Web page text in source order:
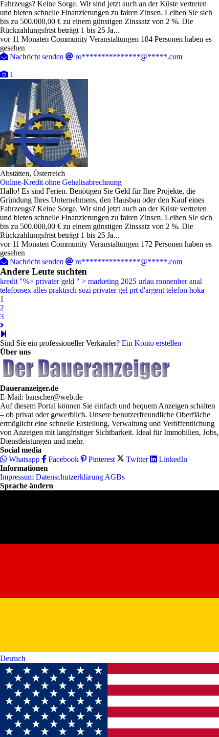
Fahrzeugs? Keine Sorge. Wir sind jetzt auch an der Küste vertreten
und bieten schnelle Finanzierungen zu fairen Zinsen. Leihen Sie sich
bis zu 500.000,00 € zu einem günstigen Zinssatz von 2 %. Die
Rückzahlungsfrist beträgt 1 bis 25 Ja...
vor 11 Monaten Community Veranstaltungen 184 Personen haben es
gesehen
Nachricht senden
ro***************@*****.com
1
Abstätten, Österreich
Online-Kredit ohne Gehaltsabrechnung
Hallo! Es sind Ferien. Benötigen Sie Geld für Ihre Projekte, die
Gründung Ihres Unternehmens, den Hausbau oder den Kauf eines
Fahrzeugs? Keine Sorge. Wir sind jetzt auch an der Küste vertreten
und bieten schnelle Finanzierungen zu fairen Zinsen. Leihen Sie sich
bis zu 500.000,00 € zu einem günstigen Zinssatz von 2 %. Die
Rückzahlungsfrist beträgt 1 bis 25 Ja...
vor 11 Monaten Community Veranstaltungen 172 Personen haben es
gesehen
Nachricht senden
ro***************@*****.com
Andere Leute suchten
kredit "%> privater geld " > marketing 2025 urlau ronnenber anal
telefonsex alles praktisch sozi privater gel prt d'argent telefon hoka
1
2
3
Sind Sie ein professioneller Verkäufer? Ein Konto erstellen
Über uns
Daueranzeiger.de
E-Mail: banscher@web.de
Auf diesem Portal können Sie einfach und bequem Anzeigen schalten
– ob privat oder gewerblich. Unsere benutzerfreundliche Oberfläche
ermöglicht eine schnelle Erstellung, Verwaltung und Veröffentlichung
von Anzeigen mit langfristiger Sichtbarkeit. Ideal für Immobilien, Jobs,
Dienstleistungen und mehr.
Social media
Whatsapp
Facebook Pinterest Twitter
LinkedIn
Informationen
Impressum Datenschutzerklärung AGBs
Sprache ändern
Deutsch‎